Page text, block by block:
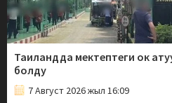
Таиландда мектептеги ок
болду
7 Август 2026 жыл 16:09